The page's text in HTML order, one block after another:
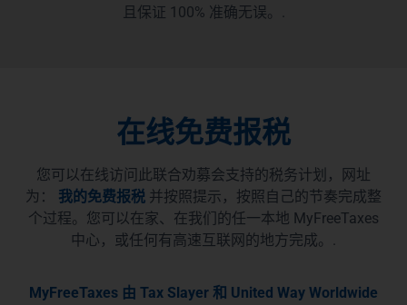
且保证 100% 准确无误。.
在线免费报税
您可以在线访问此联合劝募会支持的税务计划，网址
为： 我的免费报税 并按照提示，按照自己的节奏完成整
个过程。您可以在家、在我们的任一本地 MyFreeTaxes
中心，或任何有高速互联网的地方完成。.
MyFreeTaxes 由 Tax Slayer 和 United Way Worldwide